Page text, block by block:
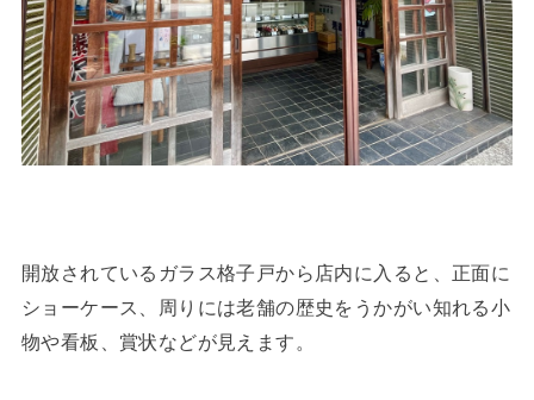
開放されているガラス格子戸から店内に入ると、正面に
ショーケース、周りには老舗の歴史をうかがい知れる小
物や看板、賞状などが見えます。